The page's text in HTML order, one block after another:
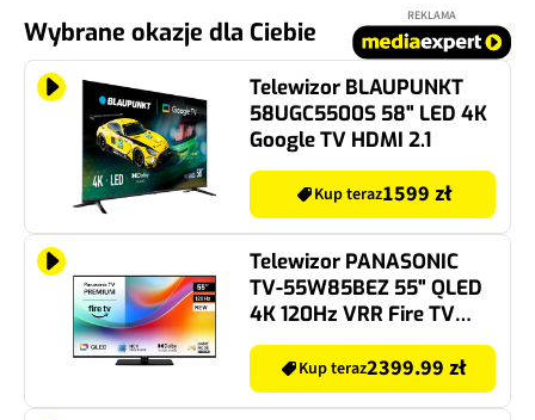
Wybrane okazje dla Ciebie
REKLAMA
Telewizor BLAUPUNKT
58UGC5500S 58" LED 4K
Google TV HDMI 2.1
Kup teraz1599 zł
Telewizor PANASONIC
TV-55W85BEZ 55" QLED
4K 120Hz VRR Fire TV
Dolby Vision Dolby
Atmos HDMI 2.1
Kup teraz2399.99 zł